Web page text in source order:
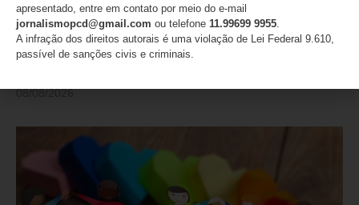
Presidente do STF encaminha comunicado sobre
julgamento das ADIs 7779 e 7790 aos chefes dos
Poderes antes da publicação do acórdão
08/08/2026
apresentado, entre em contato por meio do e-mail
jornalismopcd@gmail.com ou telefone 11.99699 9955
A infração dos direitos autorais é uma violação de Lei Federal 9.610,
passível de sanções civis e criminais.